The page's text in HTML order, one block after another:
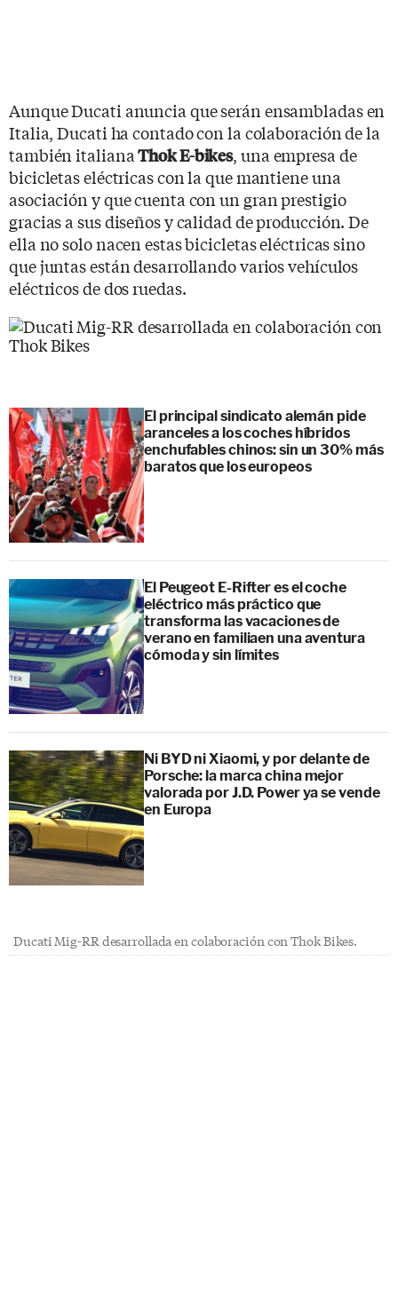
Aunque Ducati anuncia que serán ensambladas en
Italia, Ducati ha contado con la colaboración de la
también italianaThok E-bikes, una empresa de
bicicletas eléctricas con la que mantiene una
asociación y que cuenta con un gran prestigio
gracias a sus diseños y calidad de producción. De
ella no solo nacen estas bicicletas eléctricas sino
que juntas están desarrollando varios vehículos
eléctricos de dos ruedas.
El principal sindicato alemán pide
aranceles a los coches híbridos
enchufables chinos: sin un 30% más
baratos que los europeos
El Peugeot E-Rifter es el coche
eléctrico más práctico que
transforma las vacaciones de
verano en familiaen una aventura
cómoda y sin límites
Ni BYD ni Xiaomi, y por delante de
Porsche: la marca china mejor
valorada por J.D. Power ya se vende
en Europa
Ducati Mig-RR desarrollada en colaboración con Thok Bikes.